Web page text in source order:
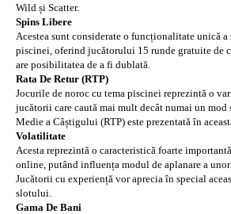
Wild și Scatter.
Spins Libere
Acestea sunt considerate o funcționalitate unică
piscinei, oferind jucătorului 15 runde gratuite de
are posibilitatea de a fi dublată.
Rata De Retur (RTP)
Jocurile de noroc cu tema piscinei reprezintă o
jucătorii care caută mai mult decât numai un mod
Medie a Câștigului (RTP) este prezentată în
Volatilitate
Acesta reprezintă o caracteristică foarte
online, putând influența modul de aplanare a
Jucătorii cu experiență vor aprecia în special
slotului.
Gama De Bani